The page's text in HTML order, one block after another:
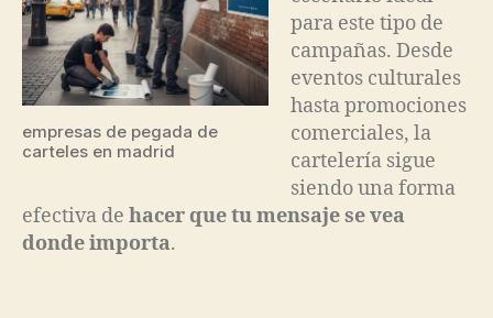
empresas de pegada de
carteles en madrid
para este tipo de
campañas. Desde
eventos culturales
hasta promociones
comerciales, la
cartelería sigue
siendo una forma
efectiva de hacer que tu mensaje se vea
donde importa.